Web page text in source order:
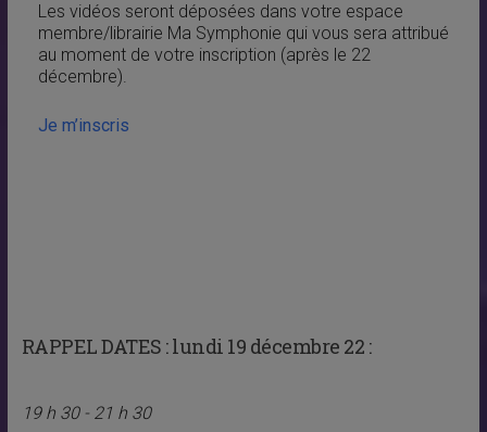
Les vidéos seront déposées dans votre espace
membre/librairie Ma Symphonie qui vous sera attribué
au moment de votre inscription (après le 22
décembre).
Je m’inscris
RAPPEL DATES :lundi 19 décembre 22 :
19 h 30 - 21 h 30